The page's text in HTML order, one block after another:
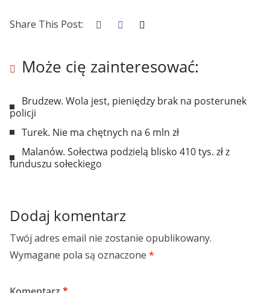
Share This Post:
Może cię zainteresować:
Brudzew. Wola jest, pieniędzy brak na posterunek
policji
Turek. Nie ma chętnych na 6 mln zł
Malanów. Sołectwa podzielą blisko 410 tys. zł z
funduszu sołeckiego
Dodaj komentarz
Twój adres email nie zostanie opublikowany.
Wymagane pola są oznaczone *